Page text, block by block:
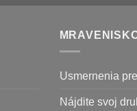
Usmernenia
Nájdite svoj